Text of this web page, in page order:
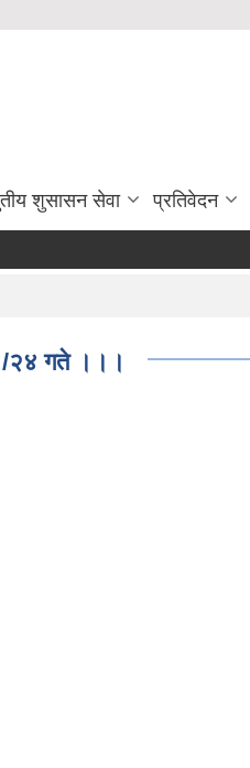
शुसासन सेवा प्रतिवेदन
२४ गते ।।।